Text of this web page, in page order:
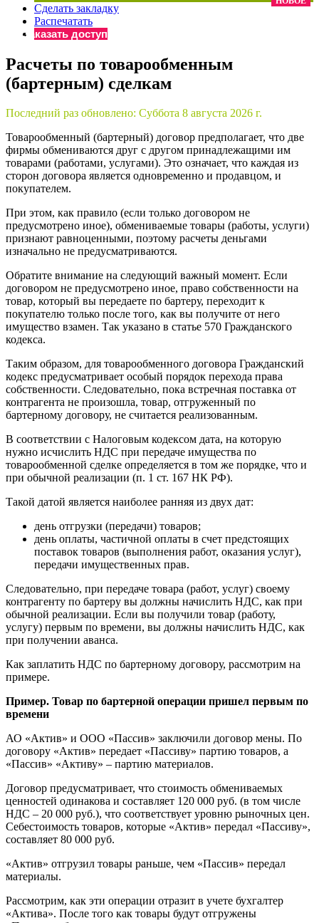
Бератор
«Практическая энциклопедия бухгалтера»
«Нормативные акты для бухгалтера»
Материалы электронного журнала
«Практическая бухгалтерия»
Онлайн-сервисы «Учетная политика» и «Алгоритмы для
Просто заполните форму, и мы вышлем вам на почту
Сделать закладку
Распечатать
Заказать доступ
Расчеты по товарообменным
(бартерным) сделкам
Последний раз обновлено: Суббота 8 августа 2026 г.
Товарообменный (бартерный) договор предполагает, что две
фирмы обмениваются друг с другом принадлежащими им
товарами (работами, услугами). Это означает, что каждая из
сторон договора является одновременно и продавцом, и
покупателем.
При этом, как правило (если только договором не
предусмотрено иное), обмениваемые товары (работы, услуги)
признают равноценными, поэтому расчеты деньгами
изначально не предусматриваются.
Обратите внимание на следующий важный момент. Если
договором не предусмотрено иное, право собственности на
товар, который вы передаете по бартеру, переходит к
покупателю только после того, как вы получите от него
имущество взамен. Так указано в статье 570 Гражданского
кодекса.
Таким образом, для товарообменного договора Гражданский
кодекс предусматривает особый порядок перехода права
собственности. Следовательно, пока встречная поставка от
контрагента не произошла, товар, отгруженный по
бартерному договору, не считается реализованным.
В соответствии с Налоговым кодексом дата, на которую
нужно исчислить НДС при передаче имущества по
товарообменной сделке определяется в том же порядке, что и
при обычной реализации (п. 1 ст. 167 НК РФ).
Такой датой является наиболее ранняя из двух дат:
день отгрузки (передачи) товаров;
день оплаты, частичной оплаты в счет предстоящих
поставок товаров (выполнения работ, оказания услуг),
передачи имущественных прав.
Следовательно, при передаче товара (работ, услуг) своему
контрагенту по бартеру вы должны начислить НДС, как при
обычной реализации. Eсли вы получили товар (работу,
услугу) первым по времени, вы должны начислить НДС, как
при получении аванса.
Как заплатить НДС по бартерному договору, рассмотрим на
примере.
Пример. Товар по бартерной операции пришел первым по
времени
АО «Актив» и ООО «Пассив» заключили договор мены. По
договору «Актив» передает «Пассиву» партию товаров, а
«Пассив» «Активу» – партию материалов.
Договор предусматривает, что стоимость обмениваемых
ценностей одинакова и составляет 120 000 руб. (в том числе
НДС – 20 000 руб.), что соответствует уровню рыночных цен.
Себестоимость товаров, которые «Актив» передал «Пассиву»,
составляет 80 000 руб.
«Актив» отгрузил товары раньше, чем «Пассив» передал
материалы.
Рассмотрим, как эти операции отразит в учете бухгалтер
«Актива». После того как товары будут отгружены